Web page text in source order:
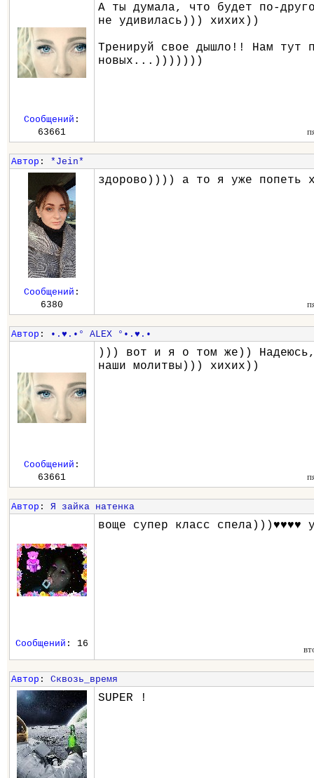
А ты думала, что будет по-
не удивилась))) хихих))
Тренируй свое дышло!! Нам тут
новых...)))))))
Сообщений :
63661
Автор : *Jein*
здорово)))) а то я уже
Сообщений :
6380
Автор : •.♥.•° ALEX °•.♥.•
))) вот и я о том же)) Надеюсь,
наши молитвы))) хихих))
Сообщений :
63661
Автор : Я зайка натенка
воще супер класс спела)))♥♥♥♥
Сообщений : 16
Автор : Сквозь_время
SUPER !